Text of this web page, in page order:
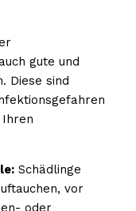
gute und
Diese sind
Schädlinge
vor
oder